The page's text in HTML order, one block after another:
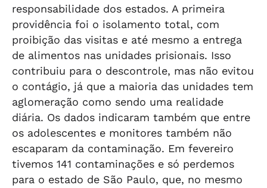
responsabilidade dos estados. A primeira
providência foi o isolamento total, com
proibição das visitas e até mesmo a entrega
de alimentos nas unidades prisionais. Isso
contribuiu para o descontrole, mas não evitou
o contágio, já que a maioria das unidades tem
aglomeração como sendo uma realidade
diária. Os dados indicaram também que entre
os adolescentes e monitores também não
escaparam da contaminação. Em fevereiro
tivemos 141 contaminações e só perdemos
para o estado de São Paulo, que, no mesmo